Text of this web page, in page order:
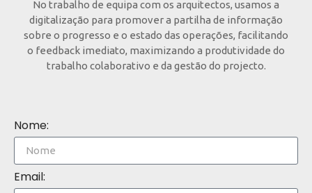
No trabalho de equipa com os arquitectos, usamos a
digitalização para promover a partilha de informação
sobre o progresso e o estado das operações, facilitando
o feedback imediato, maximizando a produtividade do
trabalho colaborativo e da gestão do projecto.
Nome:
Email: